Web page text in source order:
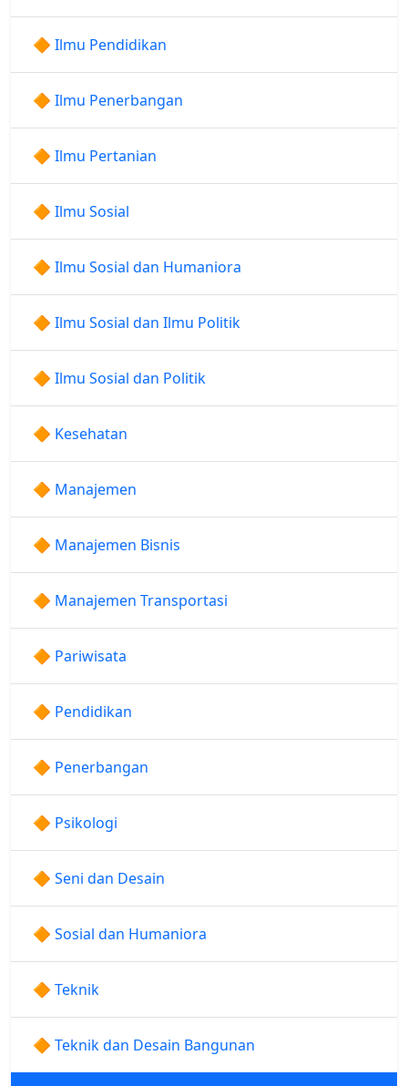
🔶 Ilmu Pendidikan
🔶 Ilmu Penerbangan
🔶 Ilmu Pertanian
🔶 Ilmu Sosial
🔶 Ilmu Sosial dan Humaniora
🔶 Ilmu Sosial dan Ilmu Politik
🔶 Ilmu Sosial dan Politik
🔶 Kesehatan
🔶 Manajemen
🔶 Manajemen Bisnis
🔶 Manajemen Transportasi
🔶 Pariwisata
🔶 Pendidikan
🔶 Penerbangan
🔶 Psikologi
🔶 Seni dan Desain
🔶 Sosial dan Humaniora
🔶 Teknik
🔶 Teknik dan Desain Bangunan